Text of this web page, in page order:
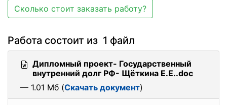
Сколько стоит заказать работу?
Работа состоит из 1 файл
Дипломный проект- Государственный
внутренний долг РФ- Щёткина Е.Е..doc
— 1.01 Мб (Скачать документ)